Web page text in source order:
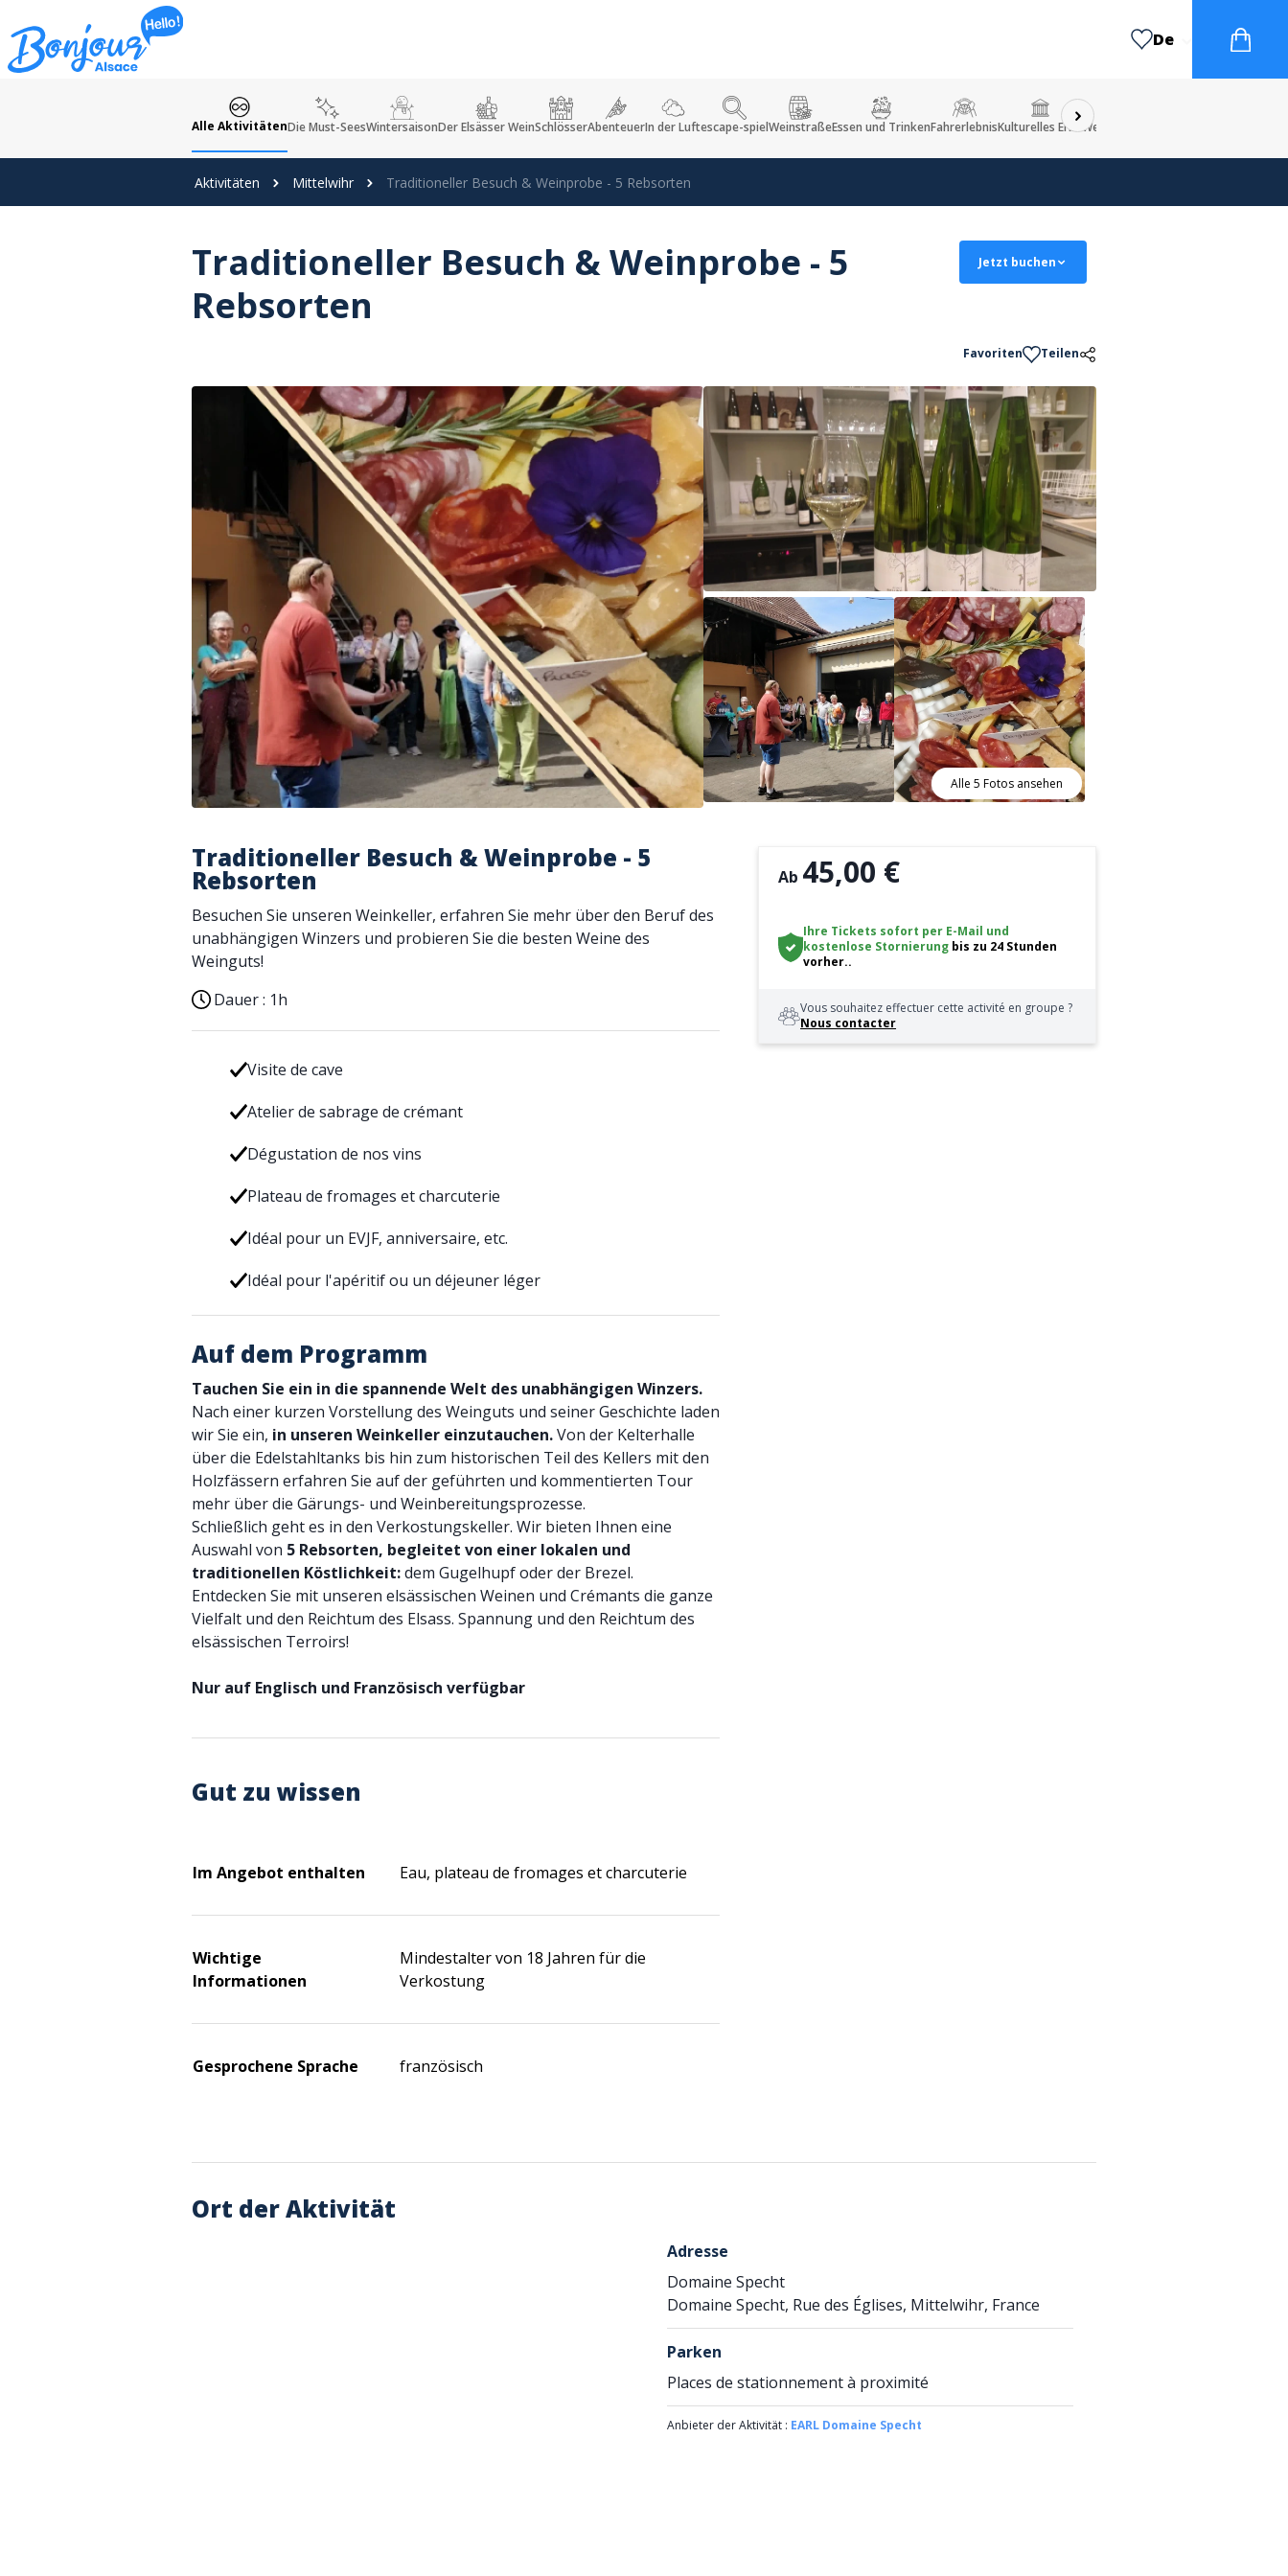
Cookie-Einstellungen
De
Alle AktivitätenDie Must-SeesWintersaisonDer Elsässer WeinSchlösserAbenteuerIn der Luftescape-spielWeinstraßeEssen und TrinkenFahrerlebnisKulturelles Erbe Werkstatt
Aktivitäten Mittelwihr Traditioneller Besuch & Weinprobe - 5 Rebsorten
Traditioneller Besuch & Weinprobe - 5
Rebsorten
Jetzt buchen
Favoriten Teilen
Alle 5 Fotos ansehen
Traditioneller Besuch & Weinprobe - 5
Rebsorten
Besuchen Sie unseren Weinkeller, erfahren Sie mehr über den Beruf des
unabhängigen Winzers und probieren Sie die besten Weine des
Weinguts!
Dauer : 1h
Visite de cave
Atelier de sabrage de crémant
Dégustation de nos vins
Plateau de fromages et charcuterie
Idéal pour un EVJF, anniversaire, etc.
Idéal pour l'apéritif ou un déjeuner léger
Auf dem Programm
Tauchen Sie ein in die spannende Welt des unabhängigen Winzers.
Nach einer kurzen Vorstellung des Weinguts und seiner Geschichte laden
wir Sie ein, in unseren Weinkeller einzutauchen.Von der Kelterhalle
über die Edelstahltanks bis hin zum historischen Teil des Kellers mit den
Holzfässern erfahren Sie auf der geführten und kommentierten Tour
mehr über die Gärungs- und Weinbereitungsprozesse.
Schließlich geht es in den Verkostungskeller. Wir bieten Ihnen eine
Auswahl von 5 Rebsorten, begleitet von einer lokalen und
traditionellen Köstlichkeit:dem Gugelhupf oder der Brezel.
Entdecken Sie mit unseren elsässischen Weinen und Crémants die ganze
Vielfalt und den Reichtum des Elsass. Spannung und den Reichtum des
elsässischen Terroirs!
Nur auf Englisch und Französisch verfügbar
Gut zu wissen
Im Angebot enthalten Eau, plateau de fromages et charcuterie
Wichtige
Informationen
Mindestalter von 18 Jahren für die
Verkostung
Gesprochene Sprache französisch
Ab 45,00 €
Ihre Tickets sofort per E-Mail und
kostenlose Stornierung bis zu 24 Stunden
vorher..
Vous souhaitez effectuer cette activité en groupe ?
Nous contacter
Ort der Aktivität
Adresse
Domaine Specht
Domaine Specht, Rue des Églises, Mittelwihr, France
Parken
Places de stationnement à proximité
Anbieter der Aktivität : EARL Domaine Specht